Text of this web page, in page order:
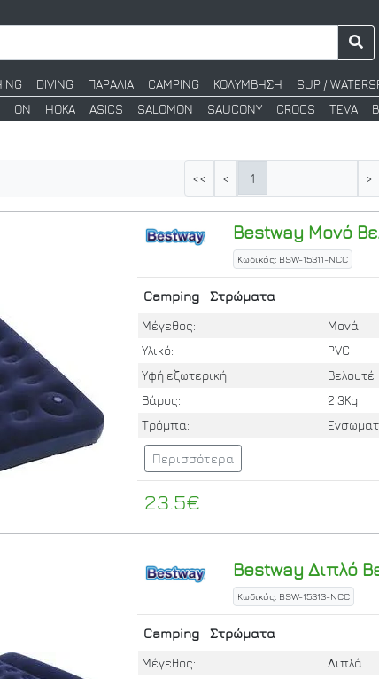
DIVING ΠΑΡΑΛΙΑ CAMPING ΚΟΛΥΜΒΗΣΗ SUP /
ON
HOKA ASICS SALOMON SAUCONY CROCS TEVA
<< < 1 >
Bestway Μονό
Κωδικός: BSW-15311-NCC
Camping Στρώματα
Μέγεθος:
Μονά
Υλικό:
PVC
Υφή εξωτερική:
Βελουτέ
Βάρος:
2.3Kg
Τρόμπα:
Περισσότερα
23.5€
Bestway Διπλό
Κωδικός: BSW-15313-NCC
Camping Στρώματα
Μέγεθος:
Διπλά